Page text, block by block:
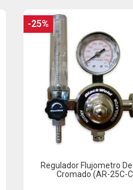
Regulador Flujometro
Cromado (AR-25C-
-25%